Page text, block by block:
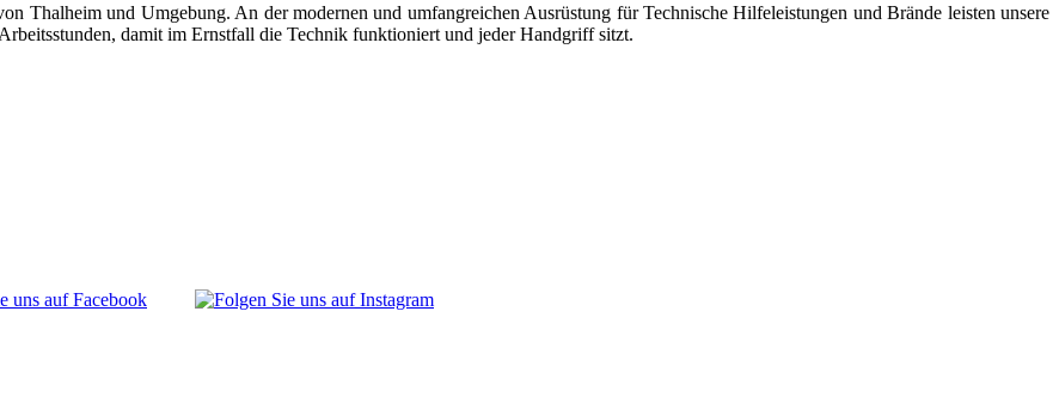
Thalheim und Umgebung. An der modernen und umfangreichen Ausrüstung für Technische Hilfeleistungen und Brände leisten unsere
damit im Ernstfall die Technik funktioniert und jeder Handgriff sitzt.